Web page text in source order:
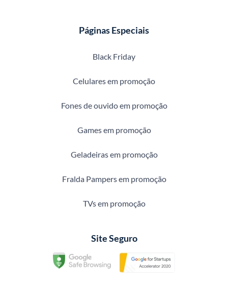
Páginas Especiais
Black Friday
Celulares em promoção
Fones de ouvido em promoção
Games em promoção
Geladeiras em promoção
Fralda Pampers em promoção
TVs em promoção
Site Seguro